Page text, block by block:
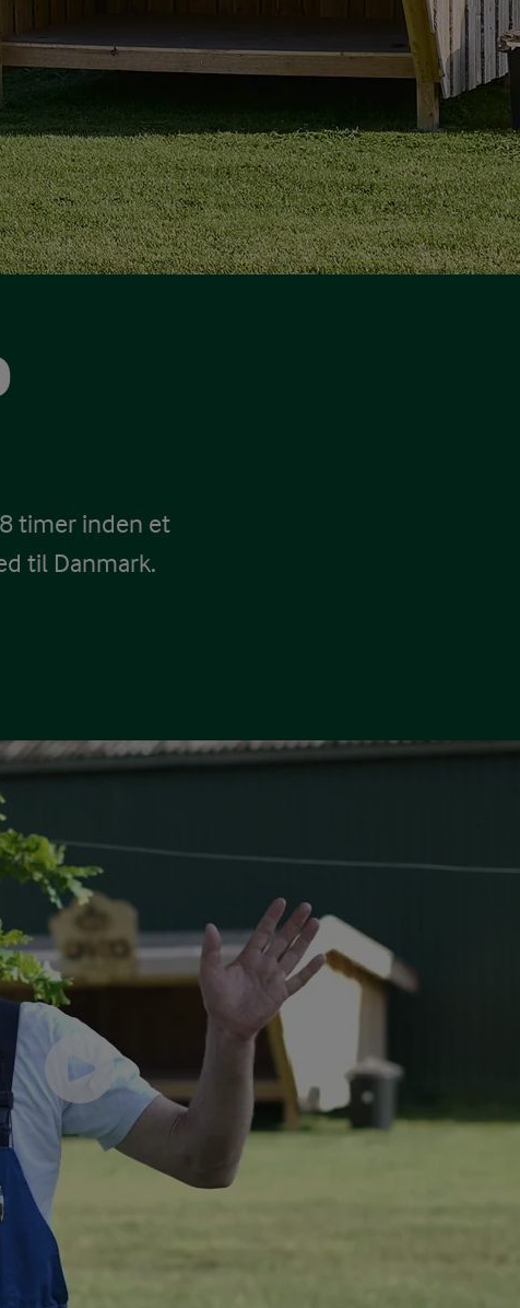
timer inden et
til Danmark.